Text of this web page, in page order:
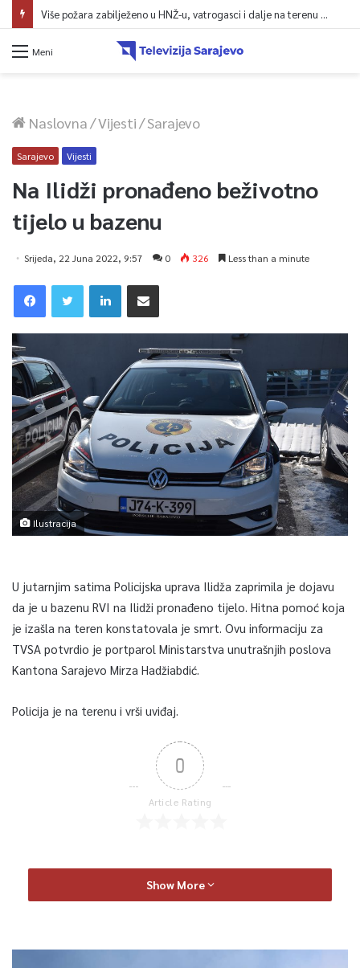
Više požara zabilježeno u HNŽ-u, vatrogasci i dalje na terenu kod Konjica
Meni
Naslovna/Vijesti/Sarajevo
Sarajevo Vijesti
Na Ilidži pronađeno beživotno
tijelo u bazenu
Srijeda, 22 Juna 2022, 9:57 0 326 Less than a minute
Ilustracija
U jutarnjim satima Policijska uprava Ilidža zaprimila je dojavu
da je u bazenu RVI na Ilidži pronađeno tijelo. Hitna pomoć koja
je izašla na teren konstatovala je smrt. Ovu informaciju za
TVSA potvrdio je portparol Ministarstva unutrašnjih poslova
Kantona Sarajevo Mirza Hadžiabdić.
Policija je na terenu i vrši uviđaj.
0
Article Rating
Show More